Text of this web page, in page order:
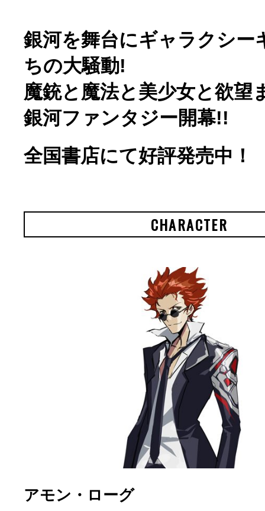
銀河を舞台にギャラクシー
ちの大騒動!
魔銃と魔法と美少女と欲望
銀河ファンタジー開幕!!
全国書店にて好評発売中！
CHARACTER
アモン・ローグ